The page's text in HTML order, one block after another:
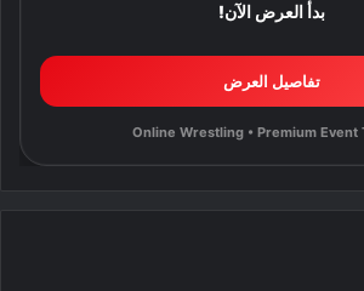
بدأ العرض الآن!
تفاصيل العرض
Online Wrestling • Premium Event